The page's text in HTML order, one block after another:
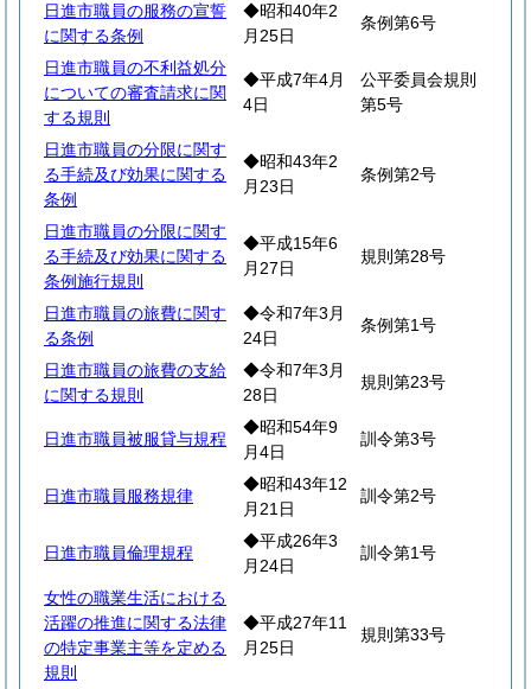
日進市職員の服務の宣誓
に関する条例
◆昭和40年2
月25日
条例第6号
日進市職員の不利益処分
についての審査請求に関
する規則
◆平成7年4月
4日
公平委員会規則
第5号
日進市職員の分限に関す
る手続及び効果に関する
条例
◆昭和43年2
月23日
条例第2号
日進市職員の分限に関す
る手続及び効果に関する
条例施行規則
◆平成15年6
月27日
規則第28号
日進市職員の旅費に関す
る条例
◆令和7年3月
24日
条例第1号
日進市職員の旅費の支給
に関する規則
◆令和7年3月
28日
規則第23号
日進市職員被服貸与規程
◆昭和54年9
月4日
訓令第3号
日進市職員服務規律
◆昭和43年12
月21日
訓令第2号
日進市職員倫理規程
◆平成26年3
月24日
訓令第1号
女性の職業生活における
活躍の推進に関する法律
の特定事業主等を定める
規則
◆平成27年11
月25日
規則第33号